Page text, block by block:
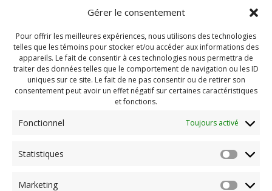
Gérer le consentement
Pour offrir les meilleures expériences, nous utilisons des technologies
telles que les témoins pour stocker et/ou accéder aux informations des
appareils. Le fait de consentir à ces technologies nous permettra de
traiter des données telles que le comportement de navigation ou les ID
uniques sur ce site. Le fait de ne pas consentir ou de retirer son
consentement peut avoir un effet négatif sur certaines caractéristiques
et fonctions.
Fonctionnel Toujours activé
Statistiques
Marketing